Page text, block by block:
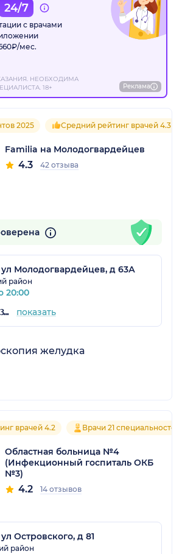
24/7
с врачами
мес.
НЕОБХОДИМА
18+
Реклама
2025 Средний рейтинг врачей 4.3
Familia на Молодогвардейцев
4.3 42 отзыва
ул Молодогвардейцев, д 63А
район
20:00
+7 (351) 211-23-03 показать
желудка
врачей 4.2 Врачи 21 специальностей
Областная больница №4
(Инфекционный госпиталь ОКБ
№3)
4.2 14 отзывов
Островского, д 81
район